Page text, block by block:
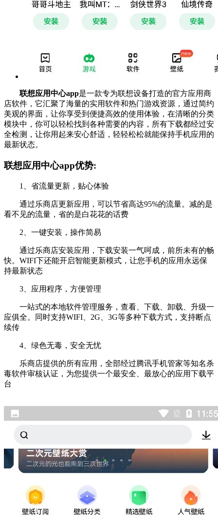
联想应用中心app是一款专为联想设备打造的官方应用商
店软件，它汇聚了海量的实用软件和热门游戏资源，通过简约
美观的界面，让你享受到便捷高效的使用体验，在清晰的分类
模块中，你可以轻松找到各种需要的内容，所有下载都经过安
全检测，让你用起来安心舒适，轻轻松松就能保持手机应用的
最新状态。
联想应用中心app优势:
1、省流量更新，贴心体验
通过乐商店更新应用，可以节省高达95%的流量。减的是
看不见的流量，省的是白花花的话费
2、一键安装，操作简易
通过乐商店安装应用，下载安装一气呵成，前所未有的畅
快。WIFI下还能开启智能更新模式，让您手机的应用永远保
持最新状态
3、应用程序，方便管理
一站式的本地软件管理服务，查看、下载、卸载、升级一
应俱全。同时支持WIFI、2G、3G等多种下载方式，支持断点
续传
4、绿色无毒，安全无忧
乐商店提供的所有应用，全部经过腾讯手机管家等知名杀
毒软件审核认证，为您提供一个最安全、最放心的应用下载平
台